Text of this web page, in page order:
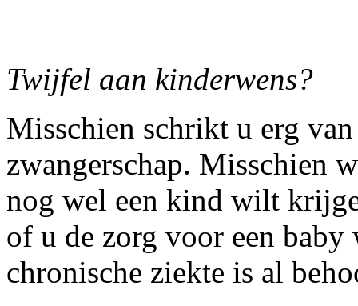
Twijfel aan kinderwens?
Misschien schrikt u erg van
zwangerschap. Misschien
nog wel een kind wilt
of u de zorg voor een baby
chronische ziekte is al